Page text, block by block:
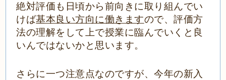
絶対評価も日頃から前向きに取り組んでい
けば基本良い方向に働きますので、評価方
法の理解をして上で授業に臨んでいくと良
いんではないかと思います。
さらに一つ注意点なのですが、今年の新入